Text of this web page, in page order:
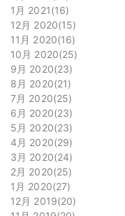
1月 2021 16
12月 2020 15
11月 2020 16
10月 2020 25
9月 2020 23
8月 2020 21
7月 2020 25
6月 2020 23
5月 2020 23
4月 2020 29
3月 2020 24
2月 2020 25
1月 2020 27
12月 2019 20